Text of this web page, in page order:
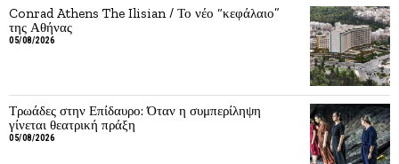
Conrad Athens The Ilisian / Το νέο “κεφάλαιο”
της Αθήνας
05/08/2026
Τρωάδες στην Επίδαυρο: Όταν η συμπερίληψη
γίνεται θεατρική πράξη
05/08/2026